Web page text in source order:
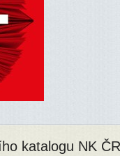
katalogu NK ČR